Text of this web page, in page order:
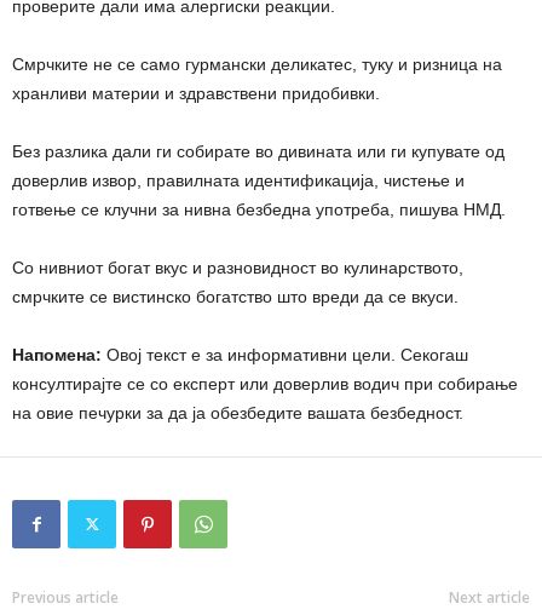
проверите дали има алергиски реакции.
Смрчките не се само гурмански деликатес, туку и ризница на
хранливи материи и здравствени придобивки.
Без разлика дали ги собирате во дивината или ги купувате од
доверлив извор, правилната идентификација, чистење и
готвење се клучни за нивна безбедна употреба, пишува НМД.
Со нивниот богат вкус и разновидност во кулинарството,
смрчките се вистинско богатство што вреди да се вкуси.
Напомена: Овој текст е за информативни цели. Секогаш
консултирајте се со експерт или доверлив водич при собирање
на овие печурки за да ја обезбедите вашата безбедност.
Previous article Next article